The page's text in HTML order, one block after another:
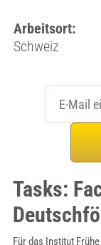
Arbeitsort:
Schweiz
Tasks:
Für das Institut